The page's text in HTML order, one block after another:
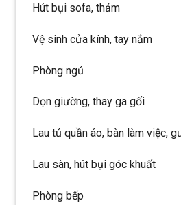
Hút bụi sofa, thảm
Vệ sinh cửa kính, tay nắm
Phòng ngủ
Dọn giường, thay ga gối
Lau tủ quần áo, bàn làm việc,
Lau sàn, hút bụi góc khuất
Phòng bếp